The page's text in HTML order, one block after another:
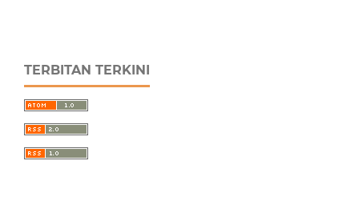
TERBITAN TERKINI